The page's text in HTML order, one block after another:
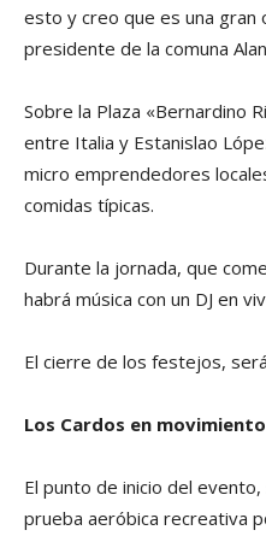
esto y creo que es una
presidente de la comuna
Sobre la Plaza «Bernardino
entre Italia y Estanislao
micro emprendedores
comidas típicas.
Durante la jornada, que
habrá música con un DJ en
El cierre de los festejos,
Los Cardos en movimiento
El punto de inicio del
prueba aeróbica recreativa